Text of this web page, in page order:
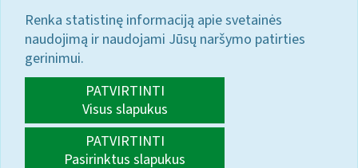
Renka statistinę informaciją apie svetainės
naudojimą ir naudojami Jūsų naršymo patirties
gerinimui.
PATVIRTINTI
Visus slapukus
PATVIRTINTI
Pasirinktus slapukus